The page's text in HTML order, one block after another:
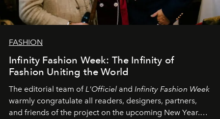
FASHION
Infinity Fashion Week: The Infinity of
Fashion Uniting the World
The editorial team ofL'Officiel and Infinity Fashion Week
warmly congratulate all readers, designers, partners,
and friends of the project on the upcoming New Year.